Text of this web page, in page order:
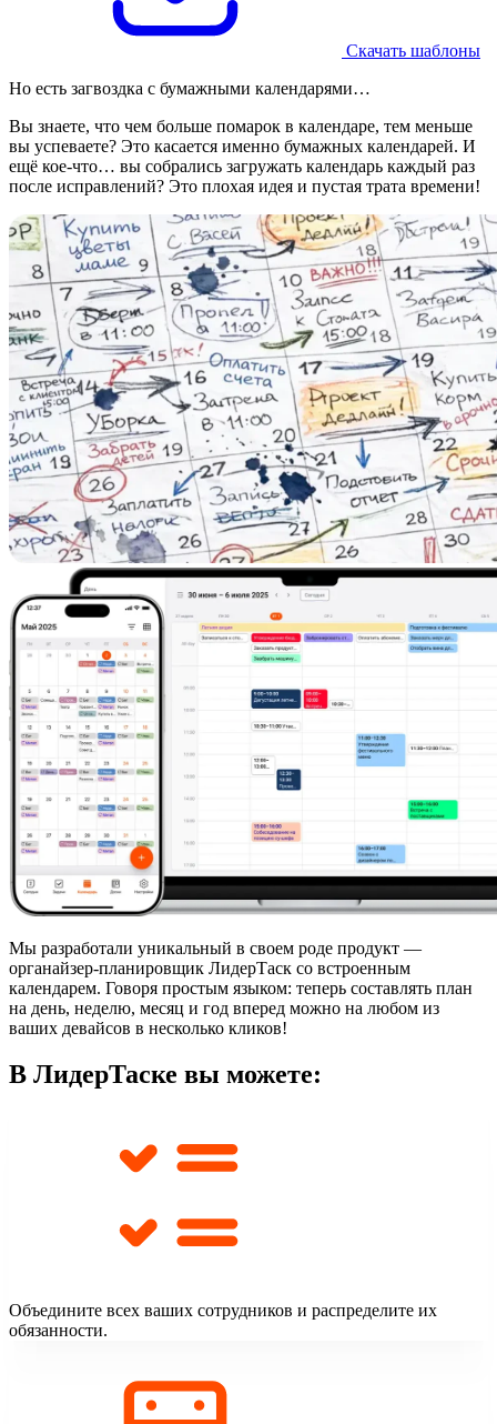
Скачать шаблоны
Но есть загвоздка с бумажными календарями…
Вы знаете, что чем больше помарок в календаре, тем меньше
вы успеваете? Это касается именно бумажных календарей. И
ещё кое-что… вы собрались загружать календарь каждый раз
после исправлений? Это плохая идея и пустая трата времени!
Мы разработали уникальный в своем роде продукт —
органайзер-планировщик ЛидерТаск со встроенным
календарем. Говоря простым языком: теперь составлять план
на день, неделю, месяц и год вперед можно на любом из
ваших девайсов в несколько кликов!
В ЛидерТаске вы можете:
Объедините всех ваших сотрудников и распределите их
обязанности.